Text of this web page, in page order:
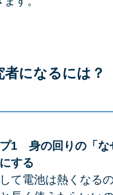
者になるには？
1 身の回りの「な
する
して電池は熱くなるの